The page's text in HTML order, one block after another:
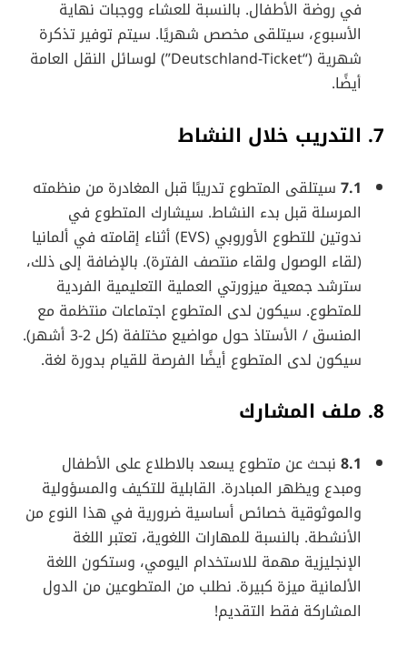
في روضة الأطفال. بالنسبة للعشاء ووجبات نهاية
الأسبوع، سيتلقى مخصص شهريًا. سيتم توفير تذكرة
شهرية (“Deutschland-Ticket”) لوسائل النقل العامة
أيضًا.
7. التدريب خلال النشاط
7.1 سيتلقى المتطوع تدريبًا قبل المغادرة من منظمته
المرسلة قبل بدء النشاط. سيشارك المتطوع في
ندوتين للتطوع الأوروبي (EVS) أثناء إقامته في ألمانيا
(لقاء الوصول ولقاء منتصف الفترة). بالإضافة إلى ذلك،
سترشد جمعية ميزورتي العملية التعليمية الفردية
للمتطوع. سيكون لدى المتطوع اجتماعات منتظمة مع
المنسق / الأستاذ حول مواضيع مختلفة (كل 2-3 أشهر).
سيكون لدى المتطوع أيضًا الفرصة للقيام بدورة لغة.
8. ملف المشارك
8.1 نبحث عن متطوع يسعد بالاطلاع على الأطفال
ومبدع ويظهر المبادرة. القابلية للتكيف والمسؤولية
والموثوقية خصائص أساسية ضرورية في هذا النوع من
الأنشطة. بالنسبة للمهارات اللغوية، تعتبر اللغة
الإنجليزية مهمة للاستخدام اليومي، وستكون اللغة
الألمانية ميزة كبيرة. نطلب من المتطوعين من الدول
المشاركة فقط التقديم!